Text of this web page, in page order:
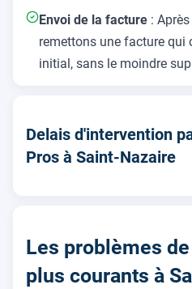
Envoi de la facture :
remettons une facture qui
initial, sans le moindre
Delais d'intervention
Pros à Saint-Nazaire
Les problèmes
plus courants à